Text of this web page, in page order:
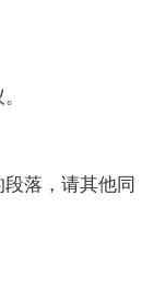
落，请其他同